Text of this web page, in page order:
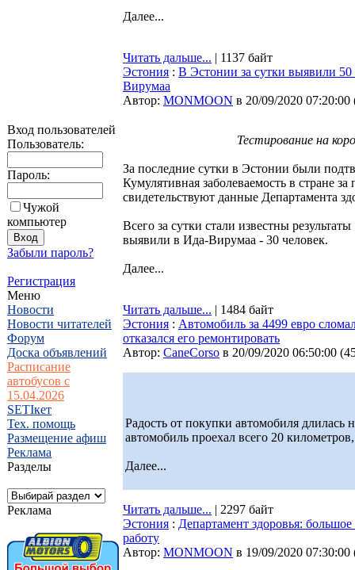
Вход пользователей
Пользователь:
Пароль:
Чужой
компьютер
Забыли пароль?
Регистрация
Меню
Новости
Новости читателей
Форум
Доска объявлений
Расписание
автобусов с
15.04.2026
SETIкет
Тех. помощь
Размещение афиш
Реклама
Разделы
Реклама
Далее...
Читать дальше... | 1137 байт
Эстония : В Эстонии за сутки выявили
Вирумаа
Автор: MONMOON в 20/09/2020 07:20:00
Тестирование на
За последние сутки в Эстонии были
Кумулятивная заболеваемость в стране
свидетельствуют данные Департамента
Всего за сутки стали известны
выявили в Ида-Вирумаа - 30 человек.
Далее...
Читать дальше... | 1484 байт
Эстония : Автомобиль за 4499 евро
отказался его ремонтировать
Автор: CaneCorso в 20/09/2020 06:50:00 (
Радость от покупки автомобиля
автомобиль проехал всего 20
Далее...
Читать дальше... | 2297 байт
Эстония : Департамент здоровья:
работу
Автор: MONMOON в 19/09/2020 07:30:00